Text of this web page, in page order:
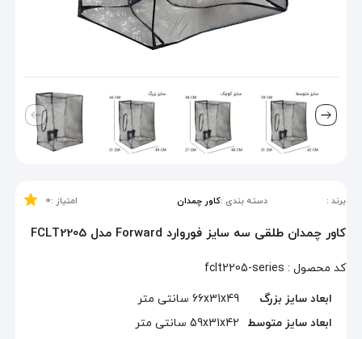
برند : دسته بندی :کاور چمدان امتیاز :0
کاور چمدان طلقی سه سایز فوروارد Forward مدل FCLT2205
کد محصول : fclt2205-series
ابعاد سایز بزرگ
66x31x49 سانتی متر
ابعاد سایز متوسط
59x31x42 سانتی متر